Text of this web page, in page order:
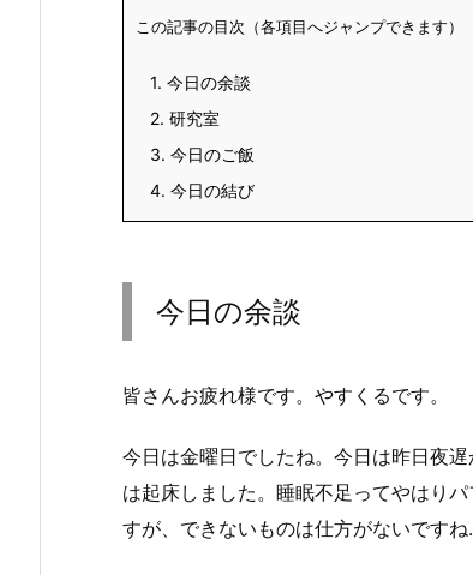
この記事の目次（各項目へジャンプできます）
1. 今日の余談
2. 研究室
3. 今日のご飯
4. 今日の結び
今日の余談
皆さんお疲れ様です。やすくるです。
今日は金曜日でしたね。今日は昨日夜
は起床しました。睡眠不足ってやはり
すが、できないものは仕方がないです